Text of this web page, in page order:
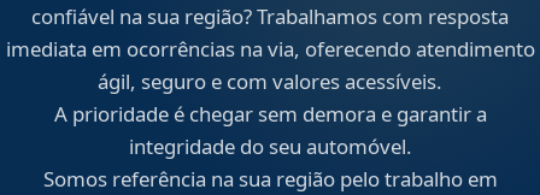
confiável na sua região? Trabalhamos com resposta
imediata em ocorrências na via, oferecendo atendimento
ágil, seguro e com valores acessíveis.
A prioridade é chegar sem demora e garantir a
integridade do seu automóvel.
Somos referência na sua região pelo trabalho em